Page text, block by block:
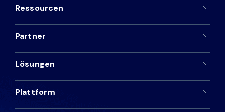
Ressourcen
Partner
Lösungen
Plattform